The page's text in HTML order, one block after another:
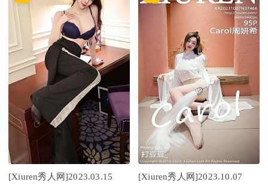
[Xiuren秀人网]2023.03.15
[Xiuren秀人网]2023.10.07